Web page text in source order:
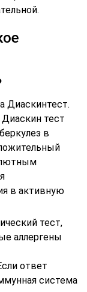
Диаскинтест.
Диаскин тест
в
в активную
тест,
аллергены
ответ
система